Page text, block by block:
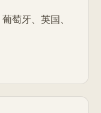
萄牙、英国、